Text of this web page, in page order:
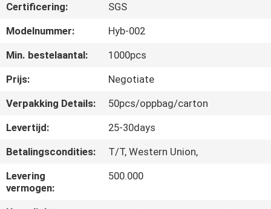
KWALITEITSCONTROLE
NEEM
CONTACT
MET
ONS
OP
NIEUWS
Certificering:
SGS
Modelnummer:
Hyb-002
Min. bestelaantal:
1000pcs
Prijs:
Negotiate
Verpakking Details:
50pcs/oppbag/carton
Levertijd:
25-30days
Betalingscondities:
T/T, Western Union,
Levering
vermogen:
500.000